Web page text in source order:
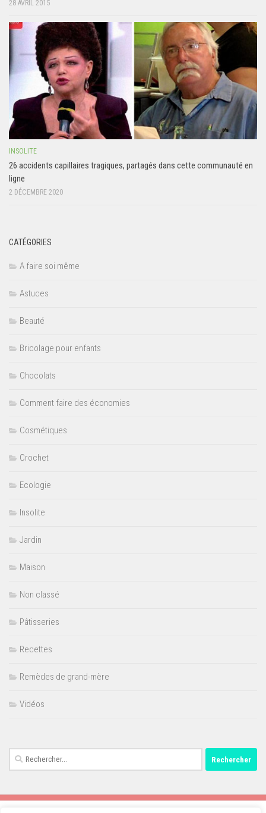
28 AVRIL 2015
INSOLITE
26 accidents capillaires tragiques, partagés dans cette communauté en
ligne
2 DÉCEMBRE 2020
CATÉGORIES
A faire soi même
Astuces
Beauté
Bricolage pour enfants
Chocolats
Comment faire des économies
Cosmétiques
Crochet
Ecologie
Insolite
Jardin
Maison
Non classé
Pâtisseries
Recettes
Remèdes de grand-mère
Vidéos
Rechercher :